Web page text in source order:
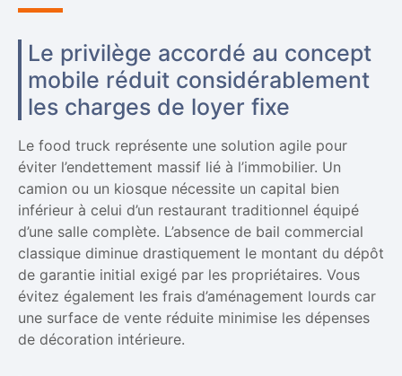
Le privilège accordé au concept
mobile réduit considérablement
les charges de loyer fixe
Le food truck représente une solution agile pour
éviter l’endettement massif lié à l’immobilier. Un
camion ou un kiosque nécessite un capital bien
inférieur à celui d’un restaurant traditionnel équipé
d’une salle complète. L’absence de bail commercial
classique diminue drastiquement le montant du dépôt
de garantie initial exigé par les propriétaires. Vous
évitez également les frais d’aménagement lourds car
une surface de vente réduite minimise les dépenses
de décoration intérieure.